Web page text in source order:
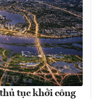
tục khởi công